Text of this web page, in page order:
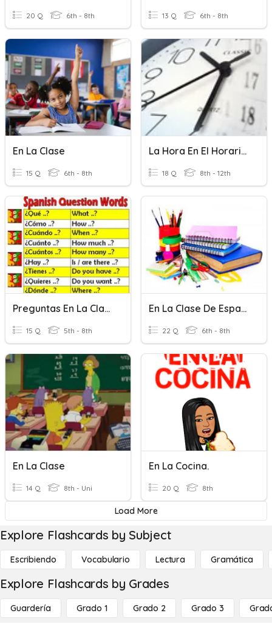
20 Q 6th - 8th 13 Q 6th - 8th
En La Clase
15 Q 6th - 8th
La Hora En El Horario Escolar
18 Q 8th - 12th
Preguntas En La Clase De Español
15 Q 5th - 8th
En La Clase De Español
22 Q 6th - 8th
En La Clase
14 Q 8th - Uni
En La Cocina.
20 Q 8th
Load More
Explore Flashcards by Subject
Escribiendo Vocabulario Lectura Gramática
Explore Flashcards by Grades
Guardería Grado 1 Grado 2 Grado 3